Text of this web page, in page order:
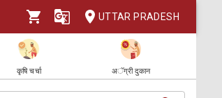
UTTAR PRADESH
कृषि चर्चा अॅग्री दुकान